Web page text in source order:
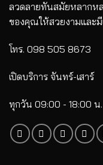
ลวดลายทันสมัยหลากห
ของคุณให้สวยงามและ
โทร. 098 505 8673
เปิดบริการ จันทร์-เสาร์
ทุกวัน 09:00 - 18:00 น.